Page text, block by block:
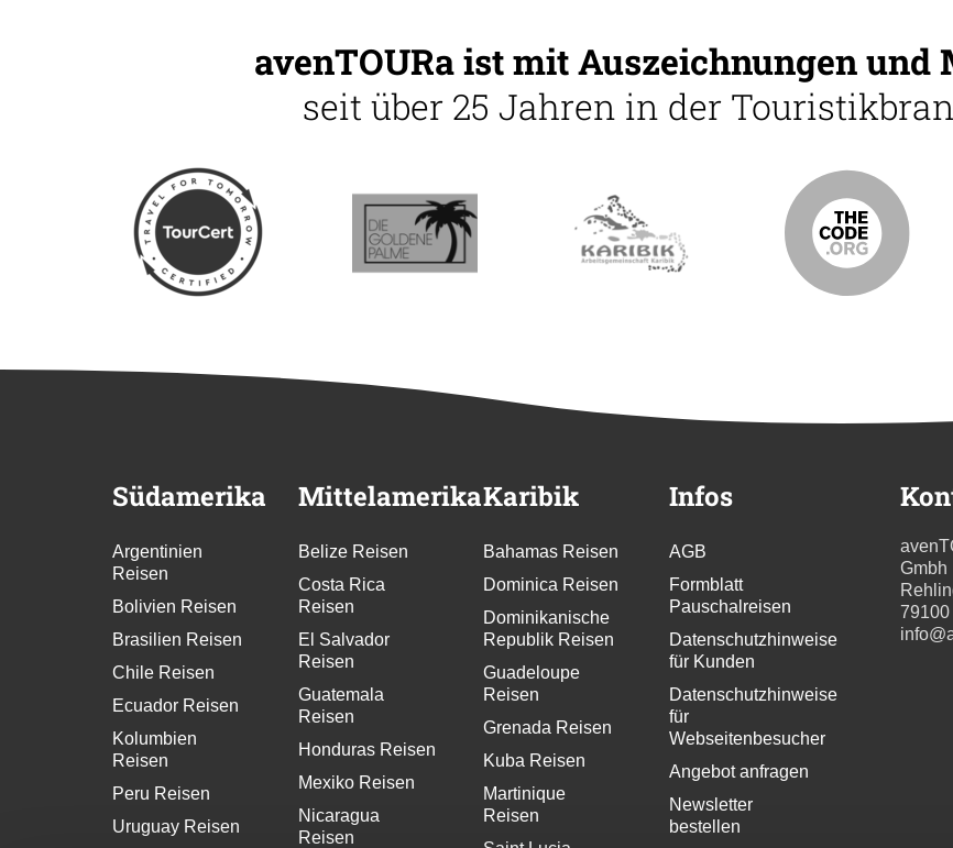
avenTOURa ist mit Auszeichnungen
seit über 25 Jahren in der
Südamerika
Argentinien
Reisen
Bolivien Reisen
Brasilien Reisen
Chile Reisen
Ecuador Reisen
Kolumbien
Reisen
Peru Reisen
Uruguay Reisen
Mittelamerika
Belize Reisen
Costa Rica
Reisen
El Salvador
Reisen
Guatemala
Reisen
Honduras Reisen
Mexiko Reisen
Nicaragua
Reisen
Karibik
Bahamas Reisen
Dominica Reisen
Dominikanische
Republik Reisen
Guadeloupe
Reisen
Grenada Reisen
Kuba Reisen
Martinique
Reisen
Infos
AGB
Formblatt
Pauschalreisen
Datenschutzhinweise
für Kunden
Datenschutzhinweise
für
Webseitenbesucher
Angebot anfragen
Newsletter
bestellen
Gmbh